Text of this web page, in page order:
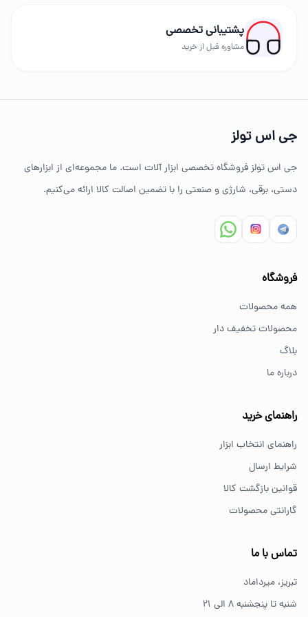
برندهای حرفه‌ای عرضه می‌شود.
ضمانت اصالت کالا
مشاوره تخصصی خرید ابزار
برای کارهای خانگی معمولاً ابزارهای سبک مانند دریل شارژی،
از کجا ابزار اصل بخریم؟
پشتیبانی تخصصی
مشاوره قبل از خرید
جی اس تولز
جی اس تولز فروشگاه تخصصی ابزار آلات است. ما مجموعه‌ای از ابزارهای
دستی، برقی، شارژی و صنعتی را با تضمین اصالت کالا ارائه می‌کنیم.
فروشگاه
همه محصولات
محصولات تخفیف دار
بلاگ
درباره ما
راهنمای خرید
راهنمای انتخاب ابزار
شرایط ارسال
قوانین بازگشت کالا
گارانتی محصولات
تماس با ما
تبریز، میرداماد
شنبه تا پنجشنبه ۸ الی ۲۱